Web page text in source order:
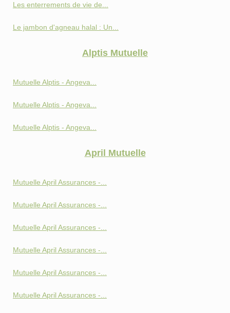
Les enterrements de vie de...
Le jambon d'agneau halal : Un...
Alptis Mutuelle
Mutuelle Alptis - Angeva...
Mutuelle Alptis - Angeva...
Mutuelle Alptis - Angeva...
April Mutuelle
Mutuelle April Assurances -...
Mutuelle April Assurances -...
Mutuelle April Assurances -...
Mutuelle April Assurances -...
Mutuelle April Assurances -...
Mutuelle April Assurances -...